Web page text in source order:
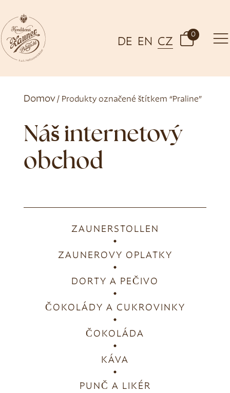
DE EN CZ
0
Domov/ Produkty označené štítkem “Praline”
Náš internetový
obchod
ZAUNERSTOLLEN
ZAUNEROVY OPLATKY
DORTY A PEČIVO
ČOKOLÁDY A CUKROVINKY
ČOKOLÁDA
KÁVA
PUNČ A LIKÉR